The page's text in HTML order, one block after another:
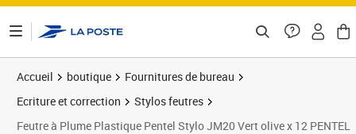
Accueil boutique
Fournitures de bureau
Ecriture et correction
Stylos feutres
Feutre à Plume Plastique Pentel Stylo JM20 Vert olive x 12 PENTEL